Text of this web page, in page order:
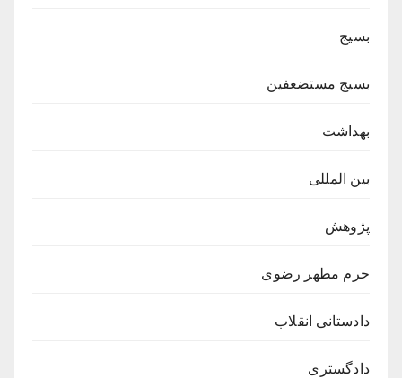
بسیج
بسیج مستضعفین
بهداشت
بین المللی
پژوهش
حرم مطهر رضوی
دادستانی انقلاب
دادگستری